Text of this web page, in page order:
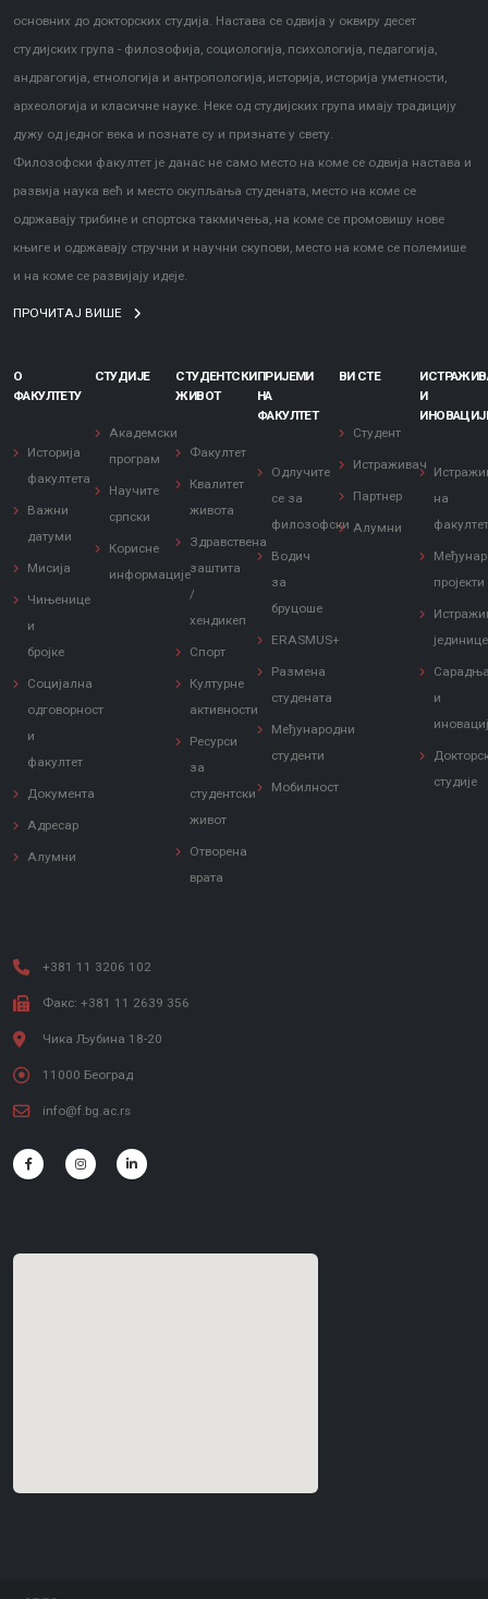
основних до докторских студија. Настава се одвија у оквиру десет
студијских група - филозофија, социологија, психологија, педагогија,
андрагогија, етнологија и антропологија, историја, историја уметности,
археологија и класичне науке. Неке од студијских група имају традицију
дужу од једног века и познате су и признате у свету.
Филозофски факултет је данас не само место на коме се одвија настава и
развија наука већ и место окупљања студената, место на коме се
одржавају трибине и спортска такмичења, на коме се промовишу нове
књиге и одржавају стручни и научни скупови, место на коме се полемише
и на коме се развијају идеје.
ПРОЧИТАЈ ВИШЕ
О
ФАКУЛТЕТУ
Историја
факултета
Важни
датуми
Мисија
Чињенице
и
бројке
Социјална
одговорност
и
факултет
Документа
Адресар
Алумни
СТУДИЈЕ
Академски
програм
Научите
српски
Корисне
информације
СТУДЕНТСКИ
ЖИВОТ
Факултет
Квалитет
живота
Здравствена
заштита
/
хендикеп
Спорт
Културне
активности
Ресурси
за
студентски
живот
Отворена
врата
ПРИЈЕМИ
НА
ФАКУЛТЕТ
Одлучите
се за
филозофски
Водич
за
бруцоше
ERASMUS+
Размена
студената
Међународни
студенти
Мобилност
ВИ СТЕ
Студент
Истраживач
Партнер
Алумни
И
на
пројекти
јединице
и
студије
+381 11 3206 102
Факс: +381 11 2639 356
Чика Љубина 18-20
11000 Београд
info@f.bg.ac.rs